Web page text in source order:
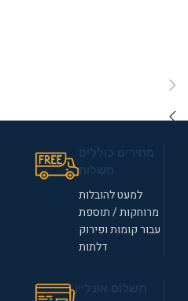
למעט להובלות
מרוחקות / תוספת
עבור קומות ופירוק
דלתות